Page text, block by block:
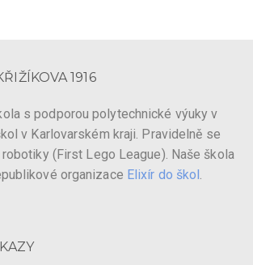
1916
s podporou polytechnické výuky v
v Karlovarském kraji. Pravidelně se
(First Lego League). Naše škola
organizace Elixír do škol .